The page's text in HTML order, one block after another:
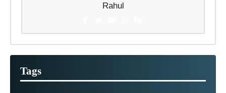
Rahul
Tags